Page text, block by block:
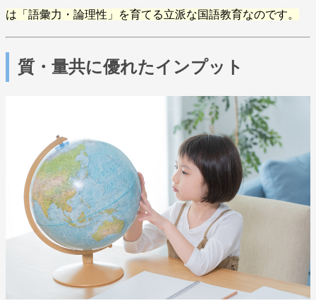
は「語彙力・論理性」を育てる立派な国語教育なのです。
質・量共に優れたインプット